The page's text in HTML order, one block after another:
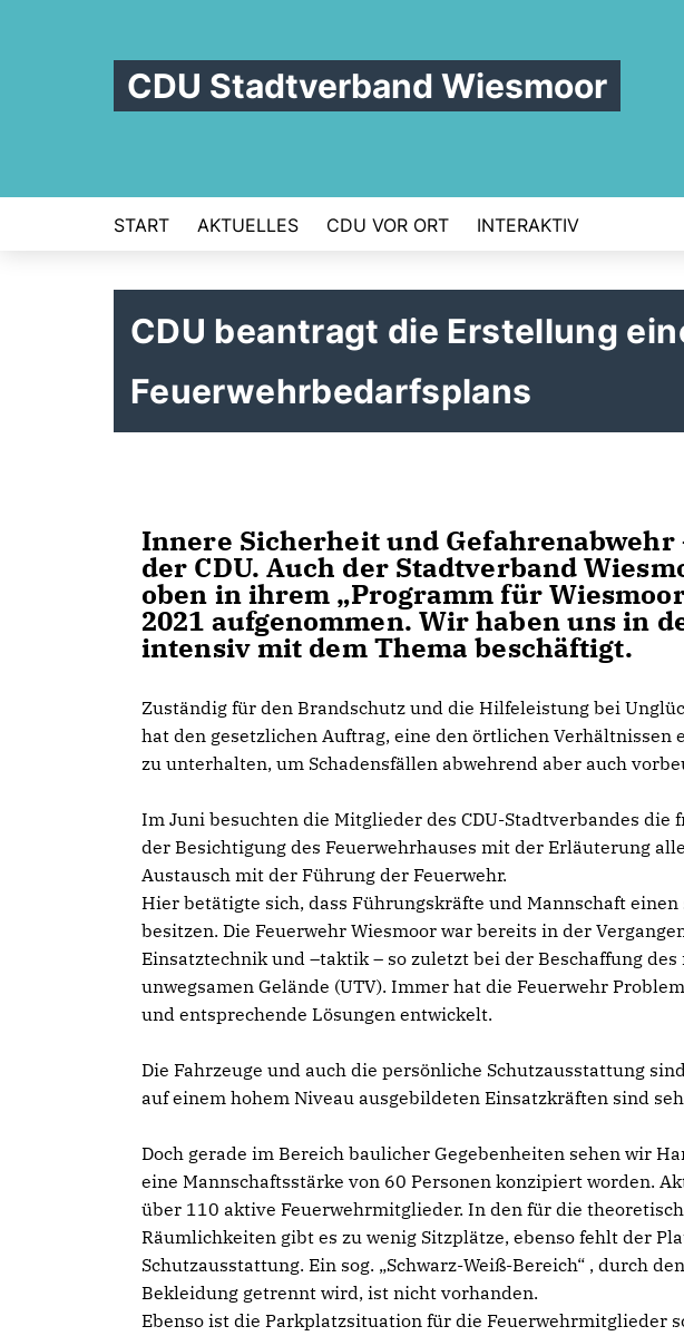
CDU Stadtverband Wiesmoor
START AKTUELLES CDU VOR ORT INTERAKTIV
CDU beantragt die Erstellung
Feuerwehrbedarfsplans
Innere Sicherheit und Gefahrenabwehr
der CDU. Auch der Stadtverband
oben in ihrem „Programm für
2021 aufgenommen. Wir haben uns in
intensiv mit dem Thema beschäftigt.
Zuständig für den Brandschutz und die Hilfeleistung bei
hat den gesetzlichen Auftrag, eine den örtlichen Verhältnissen
zu unterhalten, um Schadensfällen abwehrend aber auch
Im Juni besuchten die Mitglieder des CDU-Stadtverbandes die
der Besichtigung des Feuerwehrhauses mit der Erläuterung
Austausch mit der Führung der Feuerwehr.
Hier betätigte sich, dass Führungskräfte und Mannschaft
besitzen. Die Feuerwehr Wiesmoor war bereits in der
Einsatztechnik und –taktik – so zuletzt bei der Beschaffung
unwegsamen Gelände (UTV). Immer hat die Feuerwehr
und entsprechende Lösungen entwickelt.
Die Fahrzeuge und auch die persönliche Schutzausstattung
auf einem hohem Niveau ausgebildeten Einsatzkräften sind
Doch gerade im Bereich baulicher Gegebenheiten sehen wir
eine Mannschaftsstärke von 60 Personen konzipiert worden.
über 110 aktive Feuerwehrmitglieder. In den für die
Räumlichkeiten gibt es zu wenig Sitzplätze, ebenso fehlt der
Schutzausstattung. Ein sog. „Schwarz-Weiß-Bereich“ , durch
Bekleidung getrennt wird, ist nicht vorhanden.
Ebenso ist die Parkplatzsituation für die Feuerwehrmitglieder